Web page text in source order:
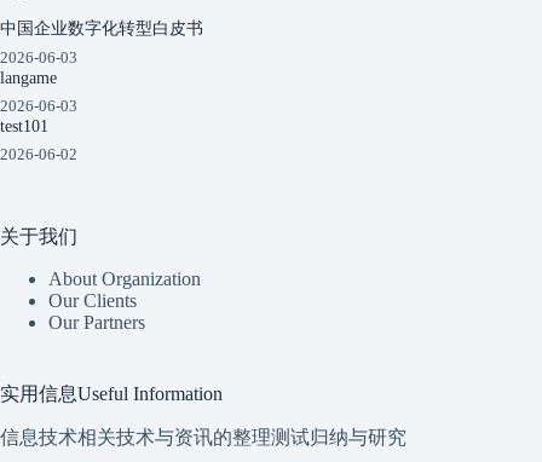
中国企业数字化转型白皮书
2026-06-03
langame
2026-06-03
test101
2026-06-02
关于我们
About Organization
Our Clients
Our Partners
实用信息Useful Information
信息技术相关技术与资讯的整理测试归纳与研究